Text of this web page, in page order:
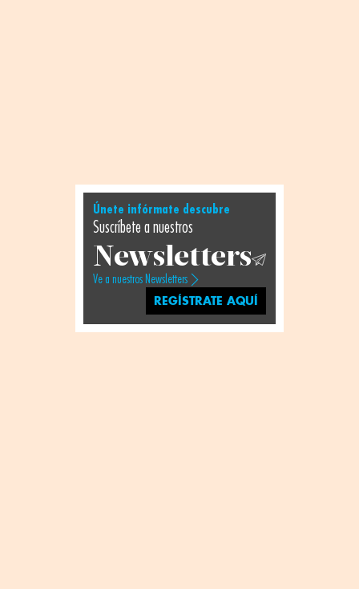
Únete infórmate descubre
Suscríbete a nuestros
Newsletters
Ve a nuestros Newsletters
REGÍSTRATE AQUÍ